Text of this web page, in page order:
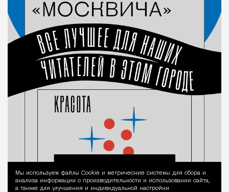
Уведомление
Мы используем файлы Сookie и метрические системы для сбора и
анализа информации о производительности и использовании сайта,
а также для улучшения и индивидуальной настройки